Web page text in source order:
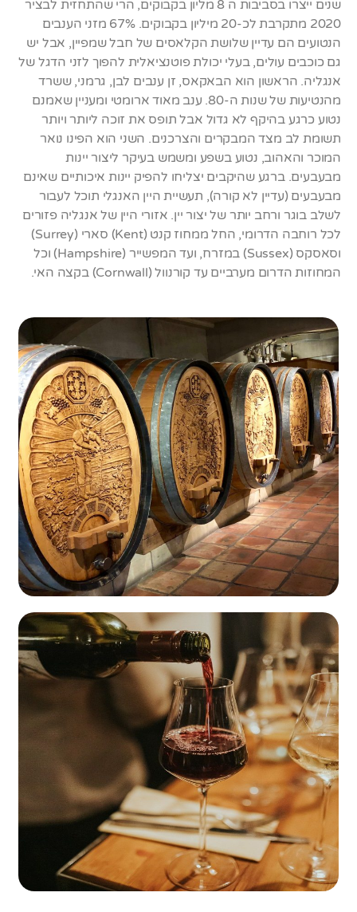
שנים ייצרו בסביבות ה 8 מליון בקבוקים, הרי שהתחזית לבציר
2020 מתקרבת לכ-20 מיליון בקבוקים. 67% מזני הענבים
הנטועים הם עדיין שלושת הקלאסים של חבל שמפיין, אבל יש
גם כוכבים עולים, בעלי יכולת פוטנציאלית להפוך לזני הדגל של
אנגליה. הראשון הוא הבאקאס, זן ענבים לבן, גרמני, ששרד
מהנטיעות של שנות ה-80. ענב מאוד ארומטי ומעניין שאמנם
נטוע כרגע בהיקף לא גדול אבל תופס את זוכה ליותר ויותר
תשומת לב מצד המבקרים והצרכנים. השני הוא הפינו נואר
המוכר והאהוב, נטוע בשפע ומשמש בעיקר ליצור יינות
מבעבעים. ברגע שהיקבים יצליחו להפיק יינות איכותיים שאינם
מבעבעים (עדיין לא קורה), תעשיית היין האנגלי תוכל לעבור
לשלב בוגר ורחב יותר של יצור יין. אזורי היין של אנגליה פזורים
לכל רוחבה הדרומי, החל ממחוז קנט (Kent) סארי (Surrey)
וסאסקס (Sussex) במזרח, ועד המפשייר (Hampshire) וכל
המחוזות הדרום מערביים עד קורנוול (Cornwall) בקצה האי.